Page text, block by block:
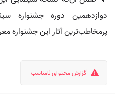
دوازدهمین دوره جشنواره
پرمخاطب‌ترین آثار این جشنواره
گزارش محتوای نامناسب